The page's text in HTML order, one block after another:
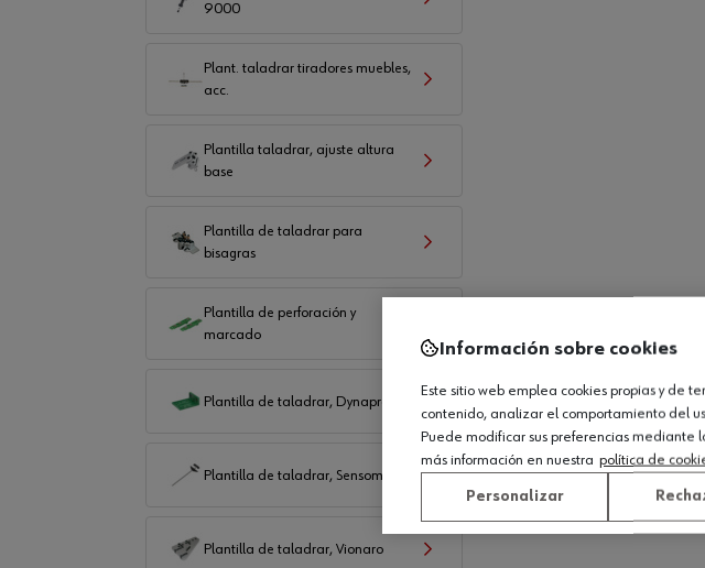
9000
Plant. taladrar tiradores muebles,
acc.
Plantilla taladrar, ajuste altura
base
Plantilla de taladrar para
bisagras
Plantilla de perforación y
marcado
Plantilla de taladrar, Dynapro
Plantilla de taladrar, Sensomatic
Plantilla de taladrar, Vionaro
Información sobre cookies
Este sitio web emplea cookies propias y de
contenido, analizar el comportamiento del
Puede modificar sus preferencias mediante
más información en nuestra política de
Personalizar